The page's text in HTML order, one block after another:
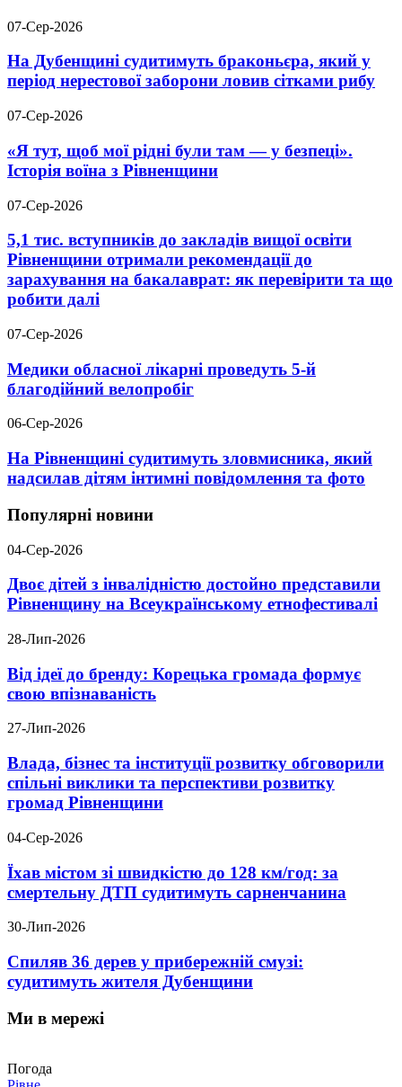
07-Сер-2026
На Дубенщині судитимуть браконьєра, який у
період нерестової заборони ловив сітками рибу
07-Сер-2026
«Я тут, щоб мої рідні були там — у безпеці».
Історія воїна з Рівненщини
07-Сер-2026
5,1 тис. вступників до закладів вищої освіти
Рівненщини отримали рекомендації до
зарахування на бакалаврат: як перевірити та що
робити далі
07-Сер-2026
Медики обласної лікарні проведуть 5-й
благодійний велопробіг
06-Сер-2026
На Рівненщині судитимуть зловмисника, який
надсилав дітям інтимні повідомлення та фото
Популярні новини
04-Сер-2026
Двоє дітей з інвалідністю достойно представили
Рівненщину на Всеукраїнському етнофестивалі
28-Лип-2026
Від ідеї до бренду: Корецька громада формує
свою впізнаваність
27-Лип-2026
Влада, бізнес та інституції розвитку обговорили
спільні виклики та перспективи розвитку
громад Рівненщини
04-Сер-2026
Їхав містом зі швидкістю до 128 км/год: за
смертельну ДТП судитимуть сарненчанина
30-Лип-2026
Спиляв 36 дерев у прибережній смузі:
судитимуть жителя Дубенщини
Ми в мережі
Погода